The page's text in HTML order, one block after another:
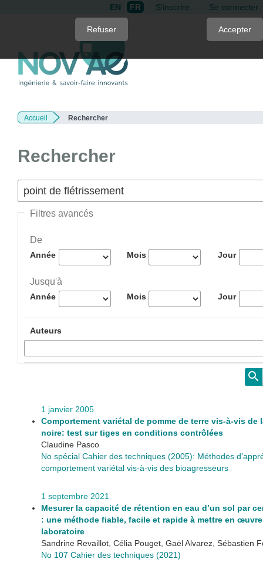
page
content
Navigation
Main
EN FR S'inscrire Se connecter
Accueil Rechercher
Rechercher
Filtres avancés
De
Année Mois Jour
Jusqu'à
Année Mois Jour
Auteurs
1 janvier 2005
Comportement variétal de pomme de terre vis-à-vis de
noire: test sur tiges en conditions contrôlées
Claudine Pasco
No spécial Cahier des techniques (2005): Méthodes
comportement variétal vis-à-vis des bioagresseurs
1 septembre 2021
Mesurer la capacité de rétention en eau d’un sol par
: une méthode fiable, facile et rapide à mettre en
laboratoire
Sandrine Revaillot, Célia Pouget, Gaël Alvarez, Sébastien
No 107 Cahier des techniques (2021)
Refuser Accepter